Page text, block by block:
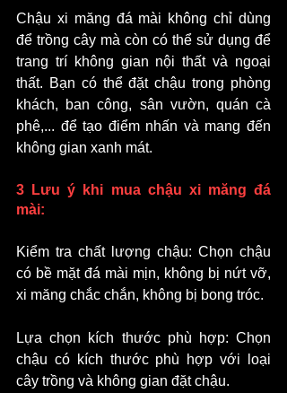
Chậu xi măng đá mài không chỉ dùng
để trồng cây mà còn có thể sử dụng để
trang trí không gian nội thất và ngoại
thất. Bạn có thể đặt chậu trong phòng
khách, ban công, sân vườn, quán cà
phê,... để tạo điểm nhấn và mang đến
không gian xanh mát.
3 Lưu ý khi mua chậu xi măng đá
mài:
Kiểm tra chất lượng chậu: Chọn chậu
có bề mặt đá mài mịn, không bị nứt vỡ,
xi măng chắc chắn, không bị bong tróc.
Lựa chọn kích thước phù hợp: Chọn
chậu có kích thước phù hợp với loại
cây trồng và không gian đặt chậu.